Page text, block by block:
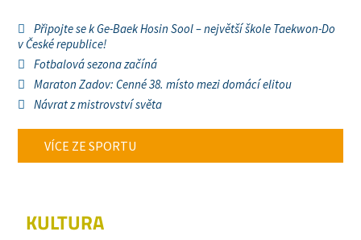
Připojte se k Ge-Baek Hosin Sool – největší škole Taekwon-Do
v České republice!
Fotbalová sezona začíná
Maraton Zadov: Cenné 38. místo mezi domácí elitou
Návrat z mistrovství světa
VÍCE ZE SPORTU
KULTURA